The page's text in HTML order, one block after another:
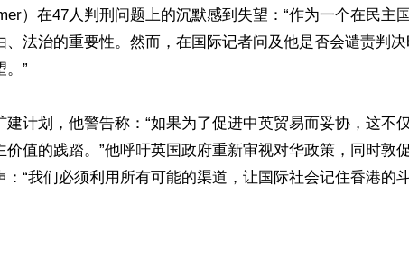
）在47人判刑问题上的沉默感到失望：“作为一个在民主
法治的重要性。然而，在国际记者问及他是否会谴责判决
。”
计划，他警告称：“如果为了促进中英贸易而妥协，这不
值的践踏。”他呼吁英国政府重新审视对华政策，同时敦
“我们必须利用所有可能的渠道，让国际社会记住香港的